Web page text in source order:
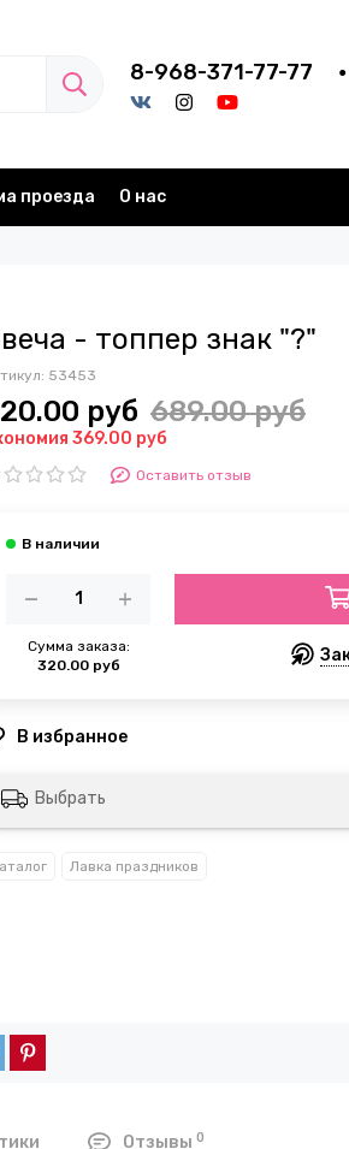
8-968-371-77-77
проезда О нас
- топпер знак "?"
53453
руб 689.00 руб
369.00 руб
Оставить отзыв
Сумма заказа:
320.00 руб
Выбрать
Лавка праздников
Отзывы 0